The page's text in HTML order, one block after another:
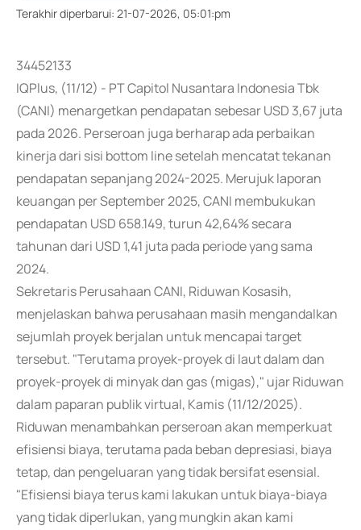
Terakhir diperbarui: 21-07-2026, 05:01:pm
34452133
IQPlus, (11/12) - PT Capitol Nusantara Indonesia Tbk
(CANI) menargetkan pendapatan sebesar USD 3,67 juta
pada 2026. Perseroan juga berharap ada perbaikan
kinerja dari sisi bottom line setelah mencatat tekanan
pendapatan sepanjang 2024-2025. Merujuk laporan
keuangan per September 2025, CANI membukukan
pendapatan USD 658.149, turun 42,64% secara
tahunan dari USD 1,41 juta pada periode yang sama
2024.
Sekretaris Perusahaan CANI, Riduwan Kosasih,
menjelaskan bahwa perusahaan masih mengandalkan
sejumlah proyek berjalan untuk mencapai target
tersebut. "Terutama proyek-proyek di laut dalam dan
proyek-proyek di minyak dan gas (migas)," ujar Riduwan
dalam paparan publik virtual, Kamis (11/12/2025).
Riduwan menambahkan perseroan akan memperkuat
efisiensi biaya, terutama pada beban depresiasi, biaya
tetap, dan pengeluaran yang tidak bersifat esensial.
"Efisiensi biaya terus kami lakukan untuk biaya-biaya
yang tidak diperlukan, yang mungkin akan kami